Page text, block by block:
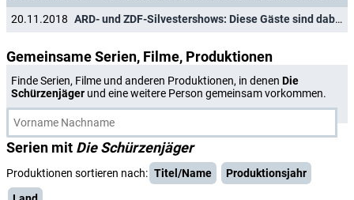
20.11.2018
ARD- und ZDF-Silvestershows: Diese Gäste sind dabei
Gemeinsame Serien, Filme, Produktionen
Finde Serien, Filme und anderen Produktionen, in denen Die
Schürzenjäger und eine weitere Person gemeinsam vorkommen.
Serien mit Die Schürzenjäger
Produktionen sortieren nach: Titel/Name
Produktionsjahr